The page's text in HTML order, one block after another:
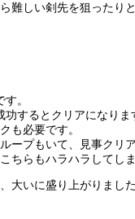
難しい剣先を狙ったり
。
するとクリアになりま
も必要です。
ープもいて、見事クリア
ちらもハラハラしてし
大いに盛り上がりました